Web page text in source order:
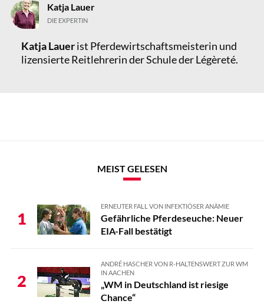
Katja Lauer
DIE EXPERTIN
Katja Lauerist Pferdewirtschaftsmeisterin und
lizensierte Reitlehrerin der Schule der Légèreté.
MEIST GELESEN
1
ERNEUTER FALL VON INFEKTIÖSER ANÄMIE
Gefährliche Pferdeseuche: Neuer
EIA-Fall bestätigt
2
ANDRÉ HASCHER VON R-HALTENSWERT ZUR WM
IN AACHEN
„WM in Deutschland ist riesige
Chance“